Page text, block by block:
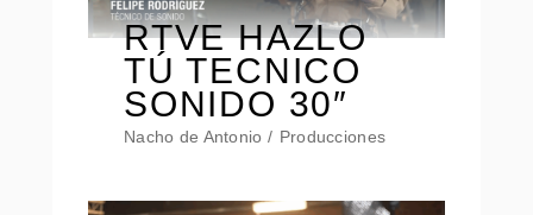
RTVE HAZLO
TÚ TECNICO
SONIDO 30″
Nacho de Antonio Producciones